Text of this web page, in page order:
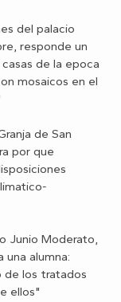
del palacio
responde un
de la epoca
mosaicos en el
de San
por que
Junio Moderato,
una alumna:
de los tratados
ellos"